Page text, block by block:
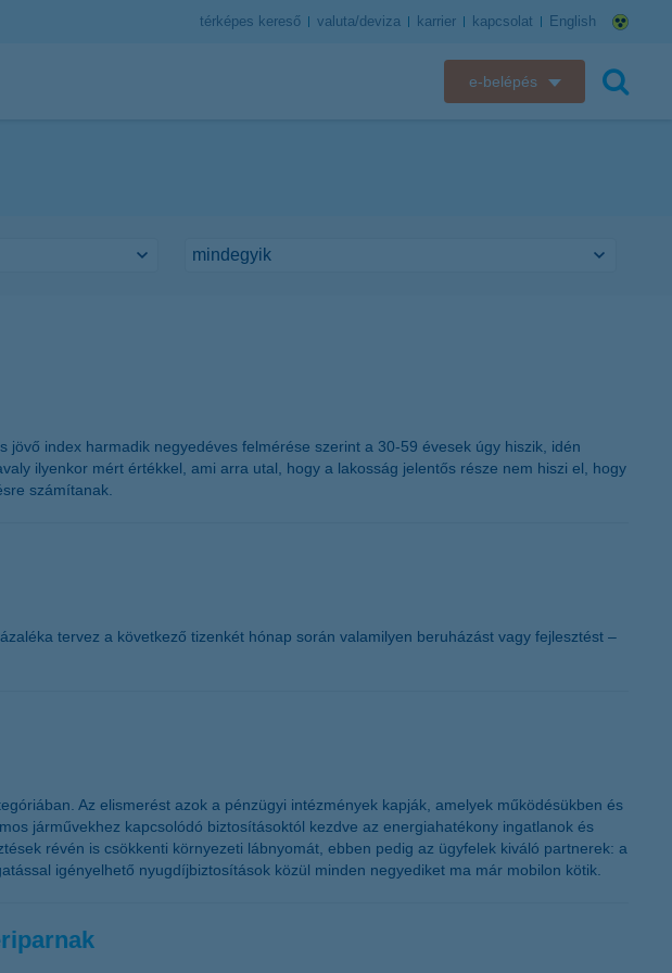
térképes kereső valuta/deviza karrier kapcsolat English
e-belépés
K&H e-kártyafelület
index harmadik negyedéves felmérése szerint a 30-59 évesek úgy hiszik, idén
ilyenkor mért értékkel, ami arra utal, hogy a lakosság jelentős része nem hiszi el, hogy
számítanak.
tervez a következő tizenkét hónap során valamilyen beruházást vagy fejlesztést –
Az elismerést azok a pénzügyi intézmények kapják, amelyek működésükben és
járművekhez kapcsolódó biztosításoktól kezdve az energiahatékony ingatlanok és
révén is csökkenti környezeti lábnyomát, ebben pedig az ügyfelek kiváló partnerek: a
igényelhető nyugdíjbiztosítások közül minden negyediket ma már mobilon kötik.